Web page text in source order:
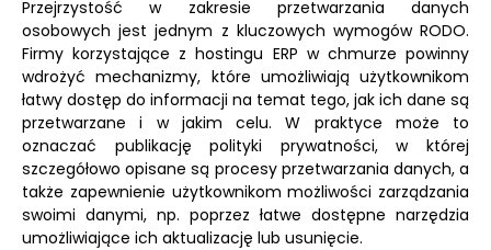
Przejrzystość w zakresie przetwarzania danych
osobowych jest jednym z kluczowych wymogów RODO.
Firmy korzystające z hostingu ERP w chmurze powinny
wdrożyć mechanizmy, które umożliwiają użytkownikom
łatwy dostęp do informacji na temat tego, jak ich dane są
przetwarzane i w jakim celu. W praktyce może to
oznaczać publikację polityki prywatności, w której
szczegółowo opisane są procesy przetwarzania danych, a
także zapewnienie użytkownikom możliwości zarządzania
swoimi danymi, np. poprzez łatwe dostępne narzędzia
umożliwiające ich aktualizację lub usunięcie.